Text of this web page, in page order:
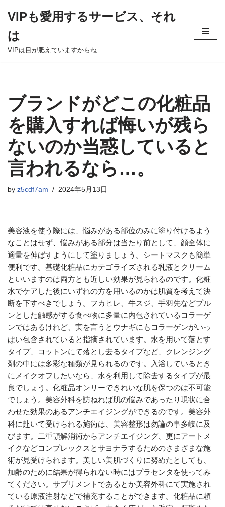
to
content
VIPも愛用するサービス、それ
は
VIPは目が肥えていますからね
ブランドがどこの化粧品
を購入すれば悔いが残ら
ないのか当惑していると
言われるなら…。
by z5cdf7am 2024年5月13日
美容液を使う際には、悩みがある部位のみに塗り付けるよう
なことはせず、悩みがある部分は当たり前として、顔全体に
適量を伸ばすようにして塗りましょう。シートマスクも簡単
便利です。基礎化粧品にカテゴライズされる乳液とクリーム
といいますのは両方とも近しい効果が見られるのです。化粧
水でケアした後にいずれの方を用いるのかは肌質を考えて決
断を下すべきでしょう。フカヒレ、牛スジ、手羽先などプル
ンとした触感がする食べ物に多量に内包されているコラーゲ
ンではあるけれど、実を言うとウナギにもコラーゲンがいっ
ぱい包含されていると指摘されています。水を用いて落とす
タイプ、コットンにて落とし去るタイプなど、クレンジング
剤の中には多彩な種類が見られるのです。入浴しているとき
にメイクオフしたいなら、水を利用して除去するタイプが最
良でしょう。化粧品オンリーできれいな肌を保つのは不可能
でしょう。美容外科を訪ねれば肌の悩みであったり現状に合
わせた効果のあるアンチエイジングができるのです。美容外
科に赴いて受けられる施術は、美容整形は勿論の事多岐に及
びます。二重顎解消術からアンチエイジング、更にアートメ
イクなどコンプレックスとサヨナラするためのさまざまな施
術が見受けられます。美しい美肌づくりに努めたとしても、
加齢のために結果が得られない時にはプラセンタを使ってみ
てください。サプリメントであるとか美容外科にて実施され
ている原液注射などで補充することができます。化粧品に頼